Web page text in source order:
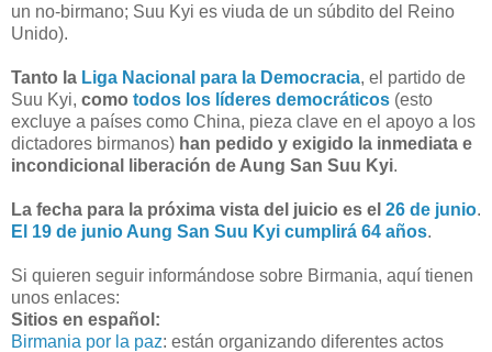
un no-birmano; Suu Kyi es viuda de un súbdito del Reino
Unido).
Tanto la Liga Nacional para la Democracia, el partido de
Suu Kyi, como todos los líderes democráticos (esto
excluye a países como China, pieza clave en el apoyo a los
dictadores birmanos) han pedido y exigido la inmediata e
incondicional liberación de Aung San Suu Kyi.
La fecha para la próxima vista del juicio es el 26 de junio.
El 19 de junio Aung San Suu Kyi cumplirá 64 años.
Si quieren seguir informándose sobre Birmania, aquí tienen
unos enlaces:
Sitios en español:
Birmania por la paz: están organizando diferentes actos